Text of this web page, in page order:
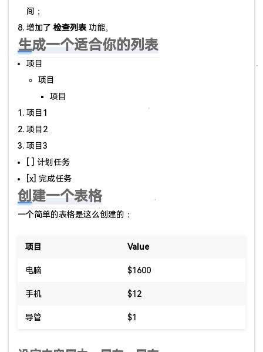
间；
增加了 检查列表 功能。
生成一个适合你的列表
项目
项目
项目
项目1
项目2
项目3
[ ] 计划任务
[x] 完成任务
创建一个表格
一个简单的表格是这么创建的：
项目 Value
电脑 $1600
手机 $12
导管 $1